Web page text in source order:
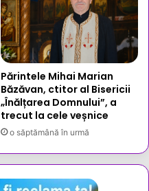
Părintele Mihai Marian
Băzăvan, ctitor al Bisericii
„Înălțarea Domnului”, a
trecut la cele veșnice
o săptămână în urmă